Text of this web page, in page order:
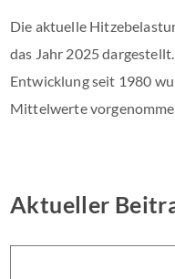
Die aktuelle
das Jahr 2025
Entwicklung seit 1980
Mittelwerte
Aktueller